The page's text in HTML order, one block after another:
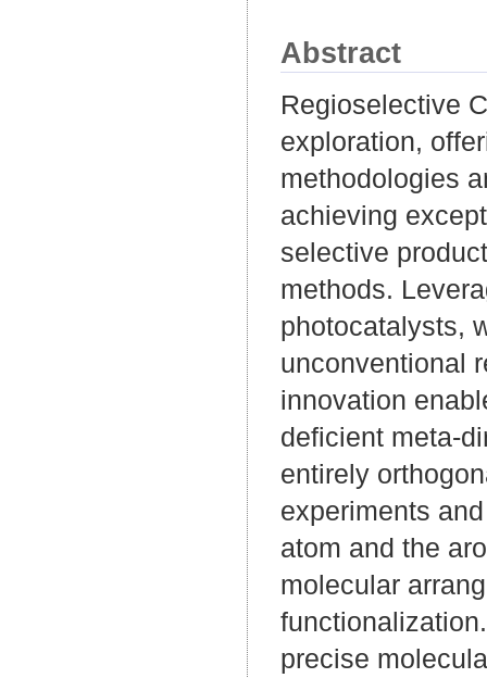
Abstract
Regioselective
exploration,
methodologies
achieving
selective
methods.
photocatalysts,
unconventional
innovation
deficient meta-
entirely
experiments
atom and the
molecular
precise